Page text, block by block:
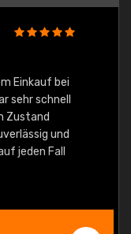
Einkauf bei
sehr schnell
Zustand
und
jeden Fall